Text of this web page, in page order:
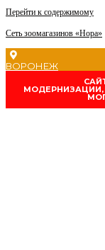
Перейти к содержимому
Сеть зоомагазинов «Нора»
ВОРОНЕЖ